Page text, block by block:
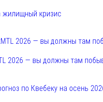
жилищный кризис
2026 — вы должны там